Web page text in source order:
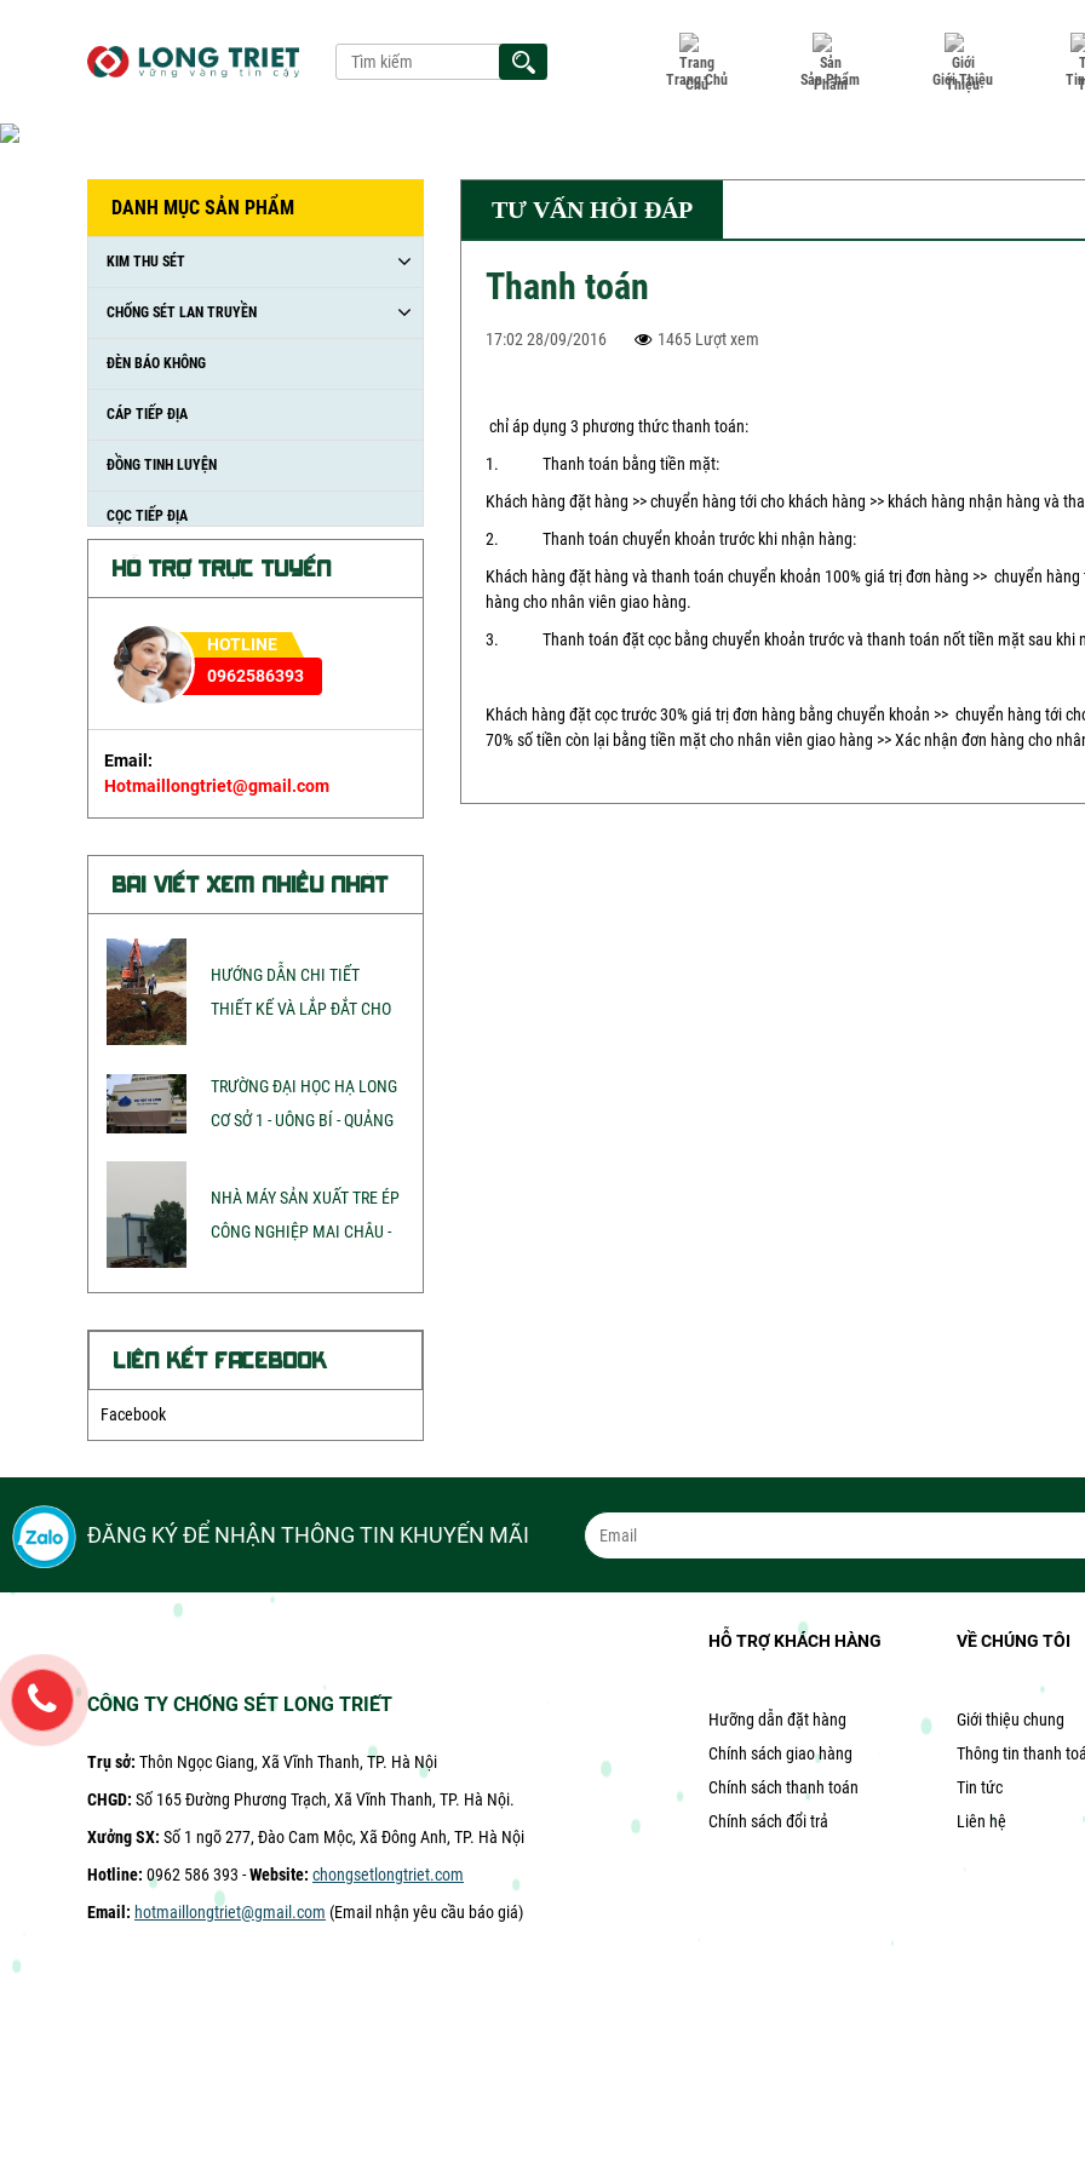
Trang Chủ Sản Phẩm Giới Thiệu
TƯ VẤN HỎI ĐÁP
Thanh toán
17:02 28/09/2016 1465 Lượt xem
chỉ áp dụng 3 phương thức thanh toán:
1. Thanh toán bằng tiền mặt:
Khách hàng đặt hàng >> chuyển hàng tới cho khách hàng >> khách hàng nhận hàng và
2. Thanh toán chuyển khoản trước khi nhận hàng:
Khách hàng đặt hàng và thanh toán chuyển khoản 100% giá trị đơn hàng >> chuyển
hàng cho nhân viên giao hàng.
3. Thanh toán đặt cọc bằng chuyển khoản trước và thanh toán nốt tiền mặt sau khi
Khách hàng đặt cọc trước 30% giá trị đơn hàng bằng chuyển khoản >> chuyển hàng tới
70% số tiền còn lại bằng tiền mặt cho nhân viên giao hàng >> Xác nhận đơn hàng cho
DANH MỤC SẢN PHẨM
KIM THU SÉT
CHỐNG SÉT LAN TRUYỀN
ĐÈN BÁO KHÔNG
CÁP TIẾP ĐỊA
ĐỒNG TINH LUYỆN
CỌC TIẾP ĐỊA
KHUÔN HÀN THUỐC HÀN
CHỐNG SÉT NĂNG LƯỢNG MẶT TRỜI
HỖ TRỢ TRỰC TUYẾN
HOTLINE
0962586393
Email:
Hotmaillongtriet@gmail.com
BÀI VIẾT XEM NHIỀU NHẤT
HƯỚNG DẪN CHI TIẾT
THIẾT KẾ VÀ LẮP ĐẮT CHO
TRƯỜNG ĐẠI HỌC HẠ LONG
CƠ SỞ 1 - UÔNG BÍ - QUẢNG
NHÀ MÁY SẢN XUẤT TRE ÉP
CÔNG NGHIỆP MAI CHÂU -
TẬP ĐOÀN SAO THÁI
DƯƠNG)
LIÊN KẾT FACEBOOK
Facebook
ĐĂNG KÝ ĐỂ NHẬN THÔNG TIN KHUYẾN MÃI
CÔNG TY CHỐNG SÉT LONG TRIẾT
Trụ sở: Thôn Ngọc Giang, Xã Vĩnh Thanh, TP. Hà Nội
CHGD: Số 165 Đường Phương Trạch, Xã Vĩnh Thanh, TP. Hà Nội.
Xưởng SX: Số 1 ngõ 277, Đào Cam Mộc, Xã Đông Anh, TP. Hà Nội
Hotline: 0962 586 393 -Website: chongsetlongtriet.com
Email: hotmaillongtriet@gmail.com (Email nhận yêu cầu báo giá)
HỖ TRỢ KHÁCH HÀNG
Hưỡng dẫn đặt hàng
Chính sách giao hàng
Chính sách thanh toán
Chính sách đổi trả
VỀ CHÚNG TÔI
Giới thiệu chung
Thông tin thanh
Tin tức
Liên hệ